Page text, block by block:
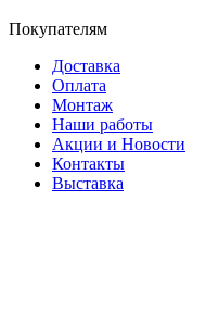
Покупателям
Доставка
Оплата
Монтаж
Наши работы
Акции и Новости
Контакты
Выставка